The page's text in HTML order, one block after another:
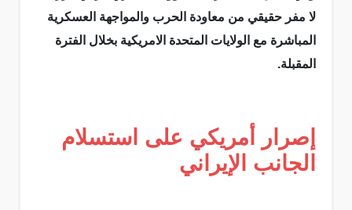
لا مفر حقيقي من معاودة الحرب والمواجهة العسكرية
المباشرة مع الولايات المتحدة الامريكية بخلال الفترة
المقبلة.
إصرار أمريكي على استسلام
الجانب الإيراني